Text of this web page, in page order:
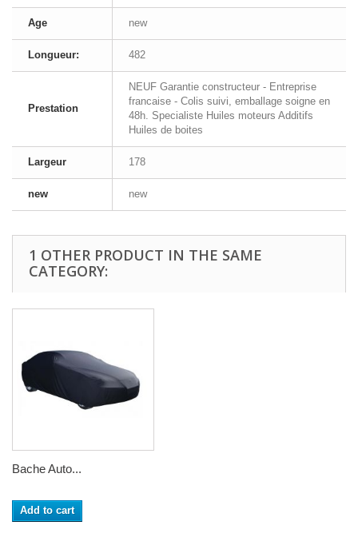
Age new
Longueur: 482
Prestation
NEUF Garantie constructeur - Entreprise
francaise - Colis suivi, emballage soigne en
48h. Specialiste Huiles moteurs Additifs
Huiles de boites
Largeur 178
new new
1 OTHER PRODUCT IN THE SAME
CATEGORY:
Bache Auto...
Add to cart